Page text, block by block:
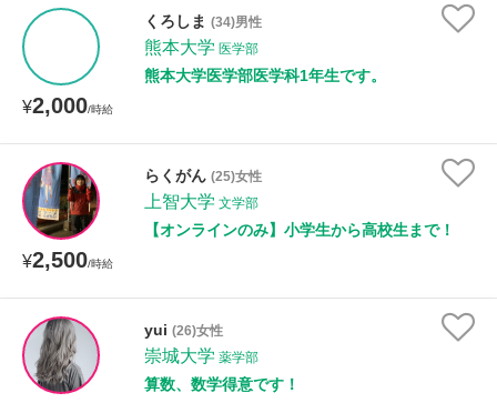
¥2,000/時給
くろしま (34)男性
熊本大学 医学部
熊本大学医学部医学科1年生です。
¥2,500/時給
らくがん (25)女性
上智大学 文学部
【オンラインのみ】小学生から高校生まで！
yui (26)女性
崇城大学 薬学部
算数、数学得意です！
土曜日 日曜日
距離：15km以内
性別